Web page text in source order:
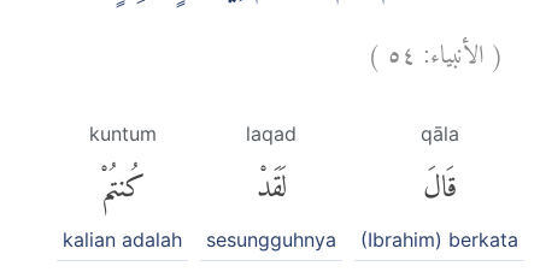
(الأنبياء: ٥٤)
qāla
قَالَ
(Ibrahim) berkata
laqad
لَقَدْ
sesungguhnya
kuntum
كُنتُمْ
kalian adalah